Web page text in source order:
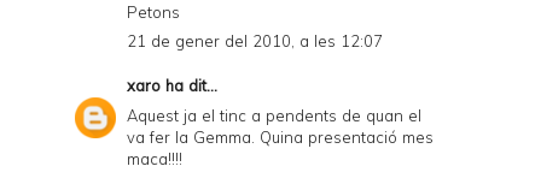
Petons
21 de gener del 2010, a les 12:07
xaro ha dit...
Aquest ja el tinc a pendents de quan el
va fer la Gemma. Quina presentació mes
maca!!!!